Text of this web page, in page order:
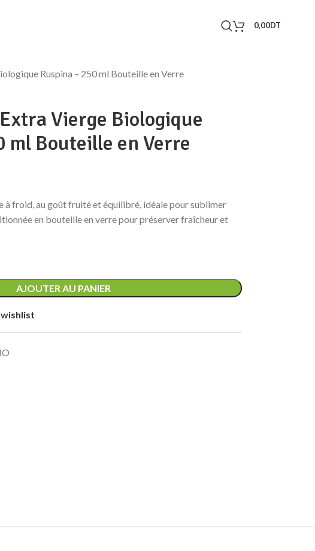
0,00DT
Ruspina – 250 ml Bouteille en Verre
Vierge Biologique
ml Bouteille en Verre
à froid, au goût fruité et équilibré, idéale pour sublimer
en bouteille en verre pour préserver fraîcheur et
AJOUTER AU PANIER